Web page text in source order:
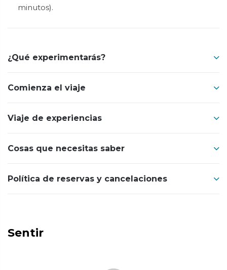
minutos).
¿Qué experimentarás?
Comienza el viaje
Viaje de experiencias
Cosas que necesitas saber
Política de reservas y cancelaciones
Sentir